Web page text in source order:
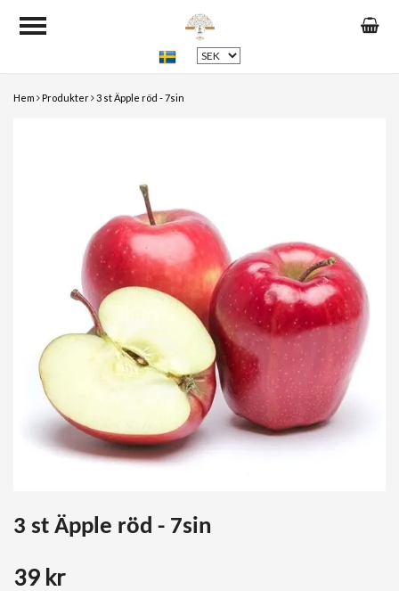
Hem Produkter 3 st Äpple röd - 7sin
3 st Äpple röd - 7sin
39 kr